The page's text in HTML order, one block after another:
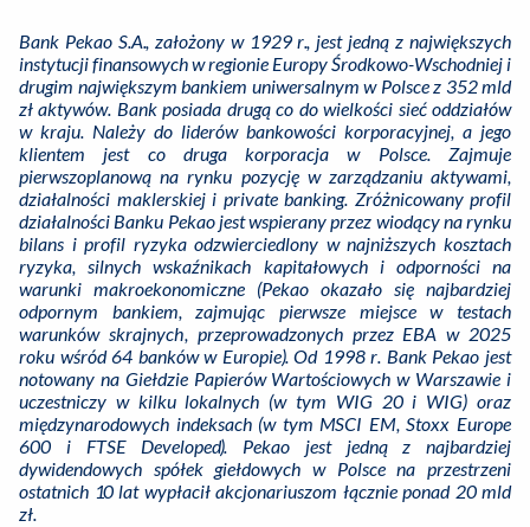
Bank Pekao S.A., założony w 1929 r., jest jedną z największych
instytucji finansowych w regionie Europy Środkowo-Wschodniej i
drugim największym bankiem uniwersalnym w Polsce z 352 mld
zł aktywów. Bank posiada drugą co do wielkości sieć oddziałów
w kraju. Należy do liderów bankowości korporacyjnej, a jego
klientem jest co druga korporacja w Polsce. Zajmuje
pierwszoplanową na rynku pozycję w zarządzaniu aktywami,
działalności maklerskiej i private banking. Zróżnicowany profil
działalności Banku Pekao jest wspierany przez wiodący na rynku
bilans i profil ryzyka odzwierciedlony w najniższych kosztach
ryzyka, silnych wskaźnikach kapitałowych i odporności na
warunki makroekonomiczne (Pekao okazało się najbardziej
odpornym bankiem, zajmując pierwsze miejsce w testach
warunków skrajnych, przeprowadzonych przez EBA w 2025
roku wśród 64 banków w Europie). Od 1998 r. Bank Pekao jest
notowany na Giełdzie Papierów Wartościowych w Warszawie i
uczestniczy w kilku lokalnych (w tym WIG 20 i WIG) oraz
międzynarodowych indeksach (w tym MSCI EM, Stoxx Europe
600 i FTSE Developed). Pekao jest jedną z najbardziej
dywidendowych spółek giełdowych w Polsce na przestrzeni
ostatnich 10 lat wypłacił akcjonariuszom łącznie ponad 20 mld
zł.